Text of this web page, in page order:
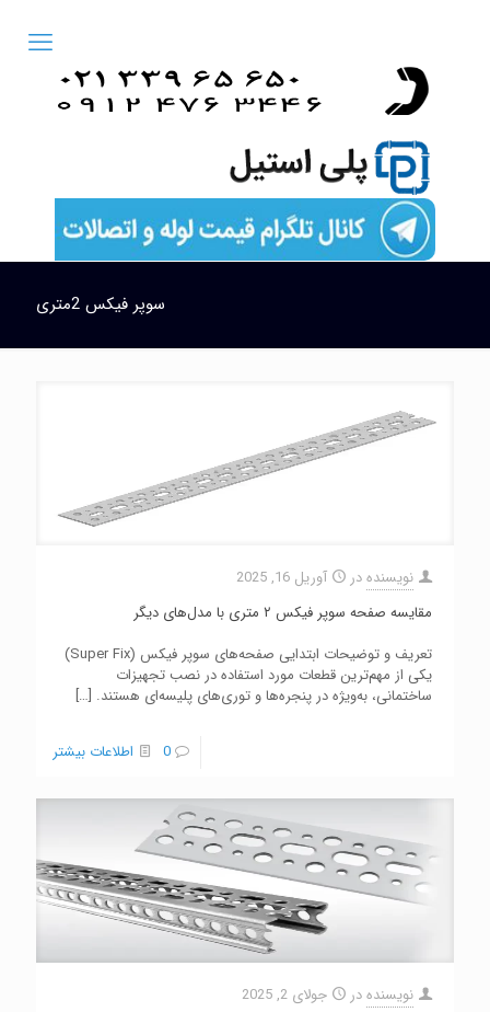
سوپر فیکس 2متری
نویسندهدر
آوریل 16, 2025
مقایسه صفحه سوپر فیکس ۲ متری با مدل‌های دیگر
تعریف و توضیحات ابتدایی صفحه‌های سوپر فیکس (Super Fix)
یکی از مهم‌ترین قطعات مورد استفاده در نصب تجهیزات
ساختمانی، به‌ویژه در پنجره‌ها و توری‌های پلیسه‌ای هستند. […]
0 اطلاعات بیشتر
نویسندهدر
جولای 2, 2025